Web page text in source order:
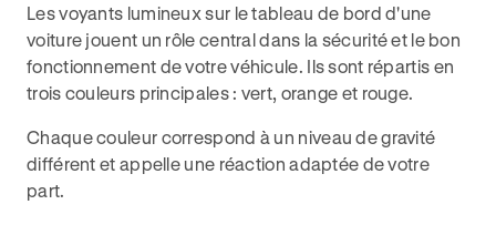
Les voyants lumineux sur le tableau de bord d'une
voiture jouent un rôle central dans la sécurité et le bon
fonctionnement de votre véhicule. Ils sont répartis en
trois couleurs principales : vert, orange et rouge.
Chaque couleur correspond à un niveau de gravité
différent et appelle une réaction adaptée de votre
part.